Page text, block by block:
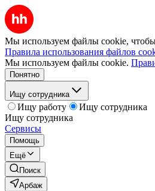
Мы используем файлы cookie, чтобы
Правила использования файлов
Мы используем файлы cookie.
Понятно
Ищу сотрудника
Ищу работу
Ищу сотрудника
Ищу сотрудника
Сервисы
Помощь
Ещё
Поиск
Арбаж